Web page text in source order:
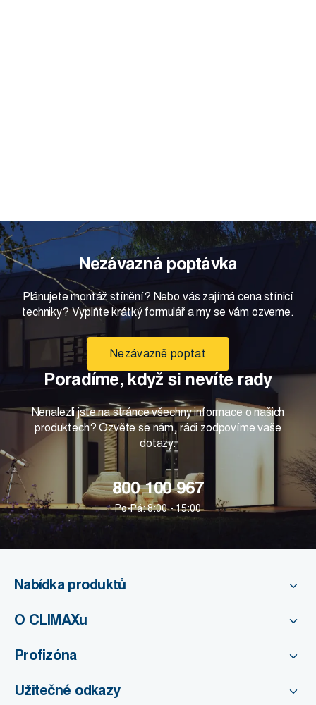
Nezávazná poptávka
Plánujete montáž stínění? Nebo vás zajímá cena stínicí
techniky? Vyplňte krátký formulář a my se vám ozveme.
Nezávazně poptat
Poradíme, když si nevíte rady
Nenalezli jste na stránce všechny informace o našich
produktech? Ozvěte se nám, rádi zodpovíme vaše
dotazy.
800 100 967
Po-Pá: 8:00 - 15:00
Nabídka produktů
O CLIMAXu
Profizóna
Užitečné odkazy